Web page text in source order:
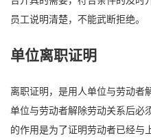
员工说明清楚，不能武断拒绝。
单位离职证明
离职证明，是用人单位与劳动者
单位与劳动者解除劳动关系后必
的作用是为了证明劳动者已经与